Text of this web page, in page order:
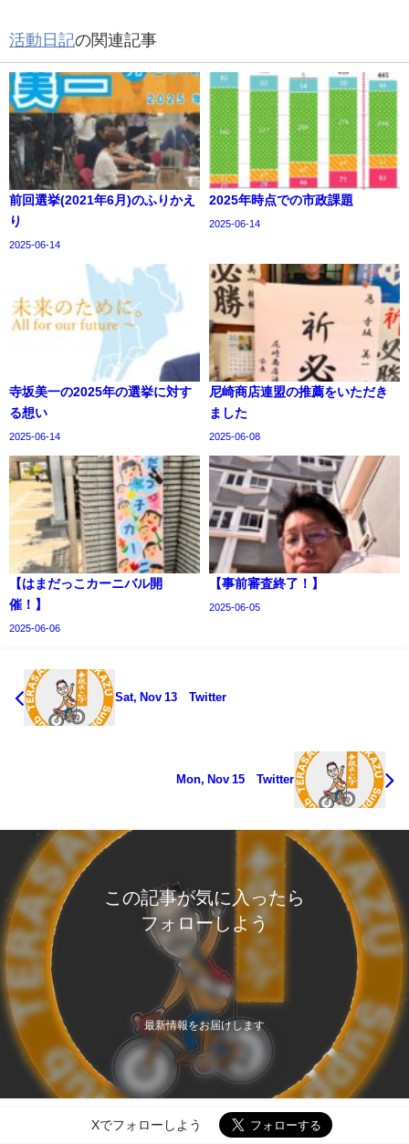
活動日記の関連記事
前回選挙(2021年6月)のふりかえ
り
2025-06-14
2025年時点での市政課題
2025-06-14
寺坂美一の2025年の選挙に対す
る想い
2025-06-14
尼崎商店連盟の推薦をいただき
ました
2025-06-08
【はまだっこカーニバル開
催！】
2025-06-06
【事前審査終了！】
2025-06-05
Sat, Nov 13 Twitter
Mon, Nov 15 Twitter
この記事が気に入ったら
フォローしよう
最新情報をお届けします
Xでフォローしよう